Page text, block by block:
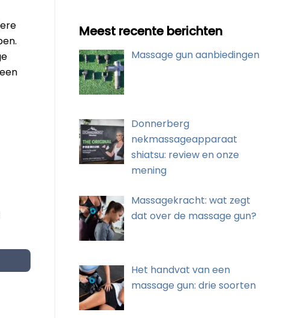
Meest recente berichten
Massage gun aanbiedingen
Donnerberg
nekmassageapparaat
shiatsu: review en onze
mening
Massagekracht: wat zegt
dat over de massage gun?
Het handvat van een
massage gun: drie soorten